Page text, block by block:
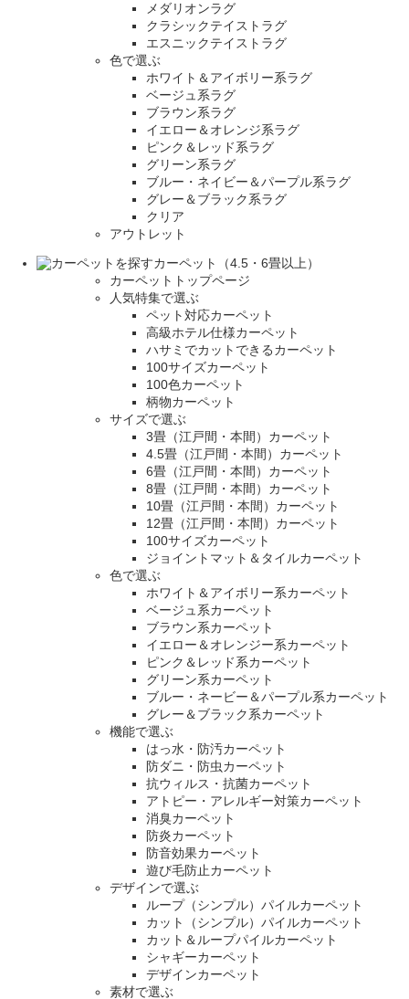
メダリオンラグ
クラシックテイストラグ
エスニックテイストラグ
色で選ぶ
ホワイト＆アイボリー系ラグ
ベージュ系ラグ
ブラウン系ラグ
イエロー＆オレンジ系ラグ
ピンク＆レッド系ラグ
グリーン系ラグ
ブルー・ネイビー＆パープル系ラグ
グレー＆ブラック系ラグ
クリア
アウトレット
カーペット（4.5・6畳以上）
カーペットトップページ
人気特集で選ぶ
ペット対応カーペット
高級ホテル仕様カーペット
ハサミでカットできるカーペット
100サイズカーペット
100色カーペット
柄物カーペット
サイズで選ぶ
3畳（江戸間・本間）カーペット
4.5畳（江戸間・本間）カーペット
6畳（江戸間・本間）カーペット
8畳（江戸間・本間）カーペット
10畳（江戸間・本間）カーペット
12畳（江戸間・本間）カーペット
100サイズカーペット
ジョイントマット＆タイルカーペット
色で選ぶ
ホワイト＆アイボリー系カーペット
ベージュ系カーペット
ブラウン系カーペット
イエロー＆オレンジー系カーペット
ピンク＆レッド系カーペット
グリーン系カーペット
ブルー・ネービー＆パープル系カーペット
グレー＆ブラック系カーペット
機能で選ぶ
はっ水・防汚カーペット
防ダニ・防虫カーペット
抗ウィルス・抗菌カーペット
アトピー・アレルギー対策カーペット
消臭カーペット
防炎カーペット
防音効果カーペット
遊び毛防止カーペット
デザインで選ぶ
ループ（シンプル）パイルカーペット
カット（シンプル）パイルカーペット
カット＆ループパイルカーペット
シャギーカーペット
デザインカーペット
素材で選ぶ